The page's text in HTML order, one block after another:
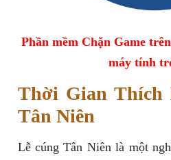
Phần mềm Chặn Game
máy tính
Thời Gian Thích
Tân Niên
Lễ cúng Tân Niên là một